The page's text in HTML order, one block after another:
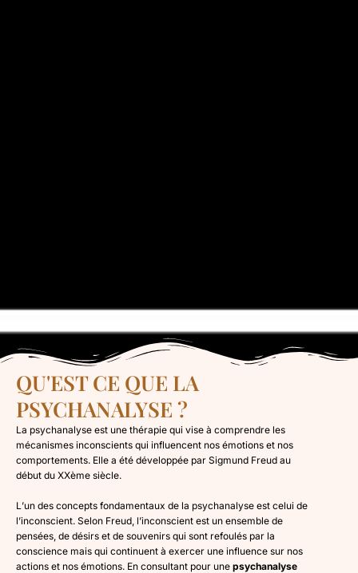
QU'EST CE QUE LA
PSYCHANALYSE ?
La psychanalyse est une thérapie qui vise à comprendre les
mécanismes inconscients qui influencent nos émotions et nos
comportements. Elle a été développée par Sigmund Freud au
début du XXème siècle.
L’un des concepts fondamentaux de la psychanalyse est celui de
l’inconscient. Selon Freud, l’inconscient est un ensemble de
pensées, de désirs et de souvenirs qui sont refoulés par la
conscience mais qui continuent à exercer une influence sur nos
actions et nos émotions. En consultant pour une psychanalyse